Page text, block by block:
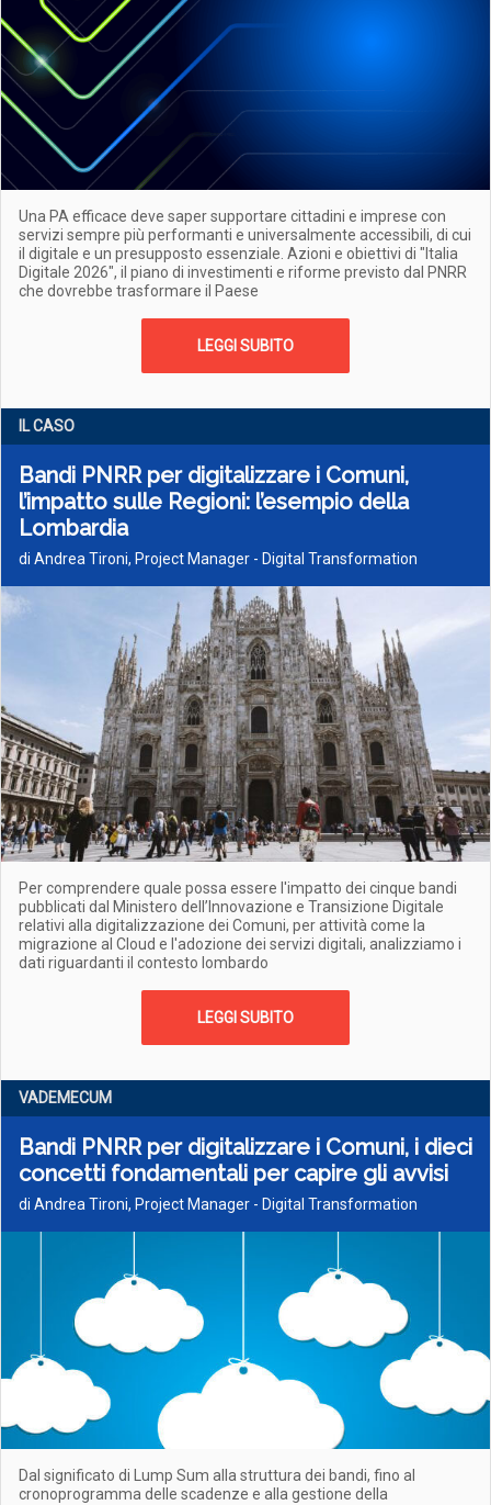
Una PA efficace deve saper supportare cittadini e imprese con
servizi sempre più performanti e universalmente accessibili, di cui
il digitale e un presupposto essenziale. Azioni e obiettivi di "Italia
Digitale 2026", il piano di investimenti e riforme previsto dal PNRR
che dovrebbe trasformare il Paese
LEGGI SUBITO
IL CASO
Bandi PNRR per digitalizzare i Comuni,
l’impatto sulle Regioni: l’esempio della
Lombardia
di Andrea Tironi, Project Manager - Digital Transformation
Per comprendere quale possa essere l'impatto dei cinque bandi
pubblicati dal Ministero dell’Innovazione e Transizione Digitale
relativi alla digitalizzazione dei Comuni, per attività come la
migrazione al Cloud e l'adozione dei servizi digitali, analizziamo i
dati riguardanti il contesto lombardo
LEGGI SUBITO
VADEMECUM
Bandi PNRR per digitalizzare i Comuni, i dieci
concetti fondamentali per capire gli avvisi
di Andrea Tironi, Project Manager - Digital Transformation
Dal significato di Lump Sum alla struttura dei bandi, fino al
cronoprogramma delle scadenze e alla gestione della